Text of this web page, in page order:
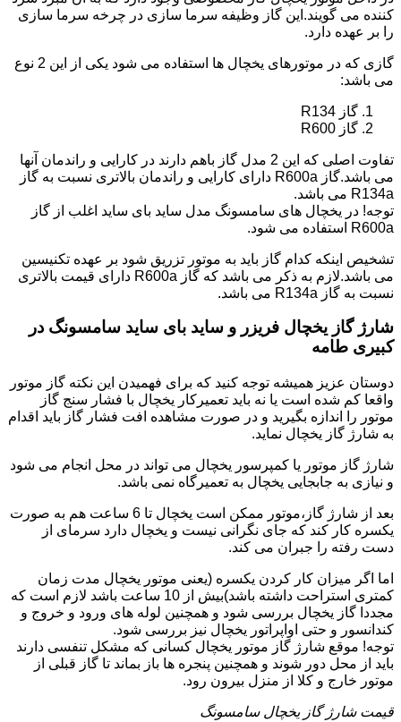
کننده می گویند.این گاز وظیفه سرما سازی در چرخه سرما سازی
را بر عهده دارد.
گازی که در موتورهای یخچال ها استفاده می شود یکی از این 2 نوع
می باشد:
گاز R134
گاز R600
تفاوت اصلی که این 2 مدل گاز باهم دارند در کارایی و راندمان آنها
می باشد.گاز R600a دارای کارایی و راندمان بالاتری نسبت به گاز
R134a می باشد.
توجه! در یخچال های سامسونگ مدل ساید بای ساید اغلب از گاز
R600a استفاده می شود.
تشخیص اینکه کدام گاز باید به موتور تزریق شود بر عهده تکنیسین
می باشد.لازم به ذکر می باشد که گاز R600a دارای قیمت بالاتری
نسبت به گاز R134a می باشد.
شارژ گاز یخچال فریزر و ساید بای ساید سامسونگ در
کبیری طامه
دوستان عزیز همیشه توجه کنید که برای فهمیدن این نکته گاز موتور
واقعا کم شده است یا نه باید تعمیرکار یخچال با فشار سنج گاز
موتور را اندازه بگیرید و در صورت مشاهده افت فشار گاز باید اقدام
به شارژ گاز یخچال نماید.
شارژ گاز موتور یا کمپرسور یخچال می تواند در محل انجام می شود
و نیازی به جابجایی یخچال به تعمیرگاه نمی باشد.
بعد از شارژ گاز،موتور ممکن است یخچال تا 6 ساعت هم به صورت
یکسره کار کند که جای نگرانی نیست و یخچال دارد سرمای از
دست رفته را جبران می کند.
اما اگر میزان کار کردن یکسره (یعنی موتور یخچال مدت زمان
کمتری استراحت داشته باشد)بیش از 10 ساعت باشد لازم است که
مجددا گاز یخچال بررسی شود و همچنین لوله های ورود و خروج و
کندانسور و حتی اواپراتور یخچال نیز بررسی شود.
توجه! موقع شارژ گاز موتور یخچال کسانی که مشکل تنفسی دارند
باید از محل دور شوند و همچنین پنجره ها باز بماند تا گاز قبلی از
موتور خارج و کلا از منزل بیرون رود.
قیمت شارژ گاز یخچال سامسونگ